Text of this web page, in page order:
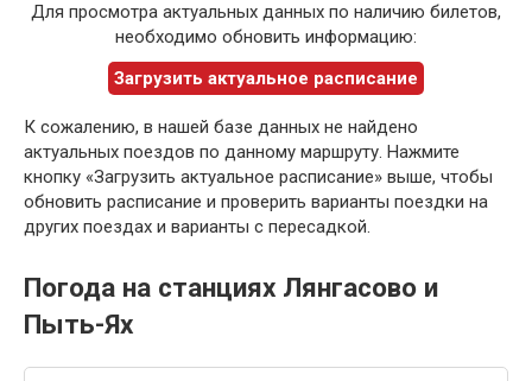
Для просмотра актуальных данных по наличию билетов,
необходимо обновить информацию:
Загрузить актуальное расписание
К сожалению, в нашей базе данных не найдено
актуальных поездов по данному маршруту. Нажмите
кнопку «Загрузить актуальное расписание» выше, чтобы
обновить расписание и проверить варианты поездки на
других поездах и варианты с пересадкой.
Погода на станциях Лянгасово и
Пыть-Ях